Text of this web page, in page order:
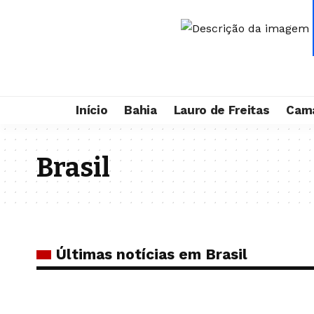
Início Bahia Lauro de Freitas
Brasil
Últimas notícias em Brasil